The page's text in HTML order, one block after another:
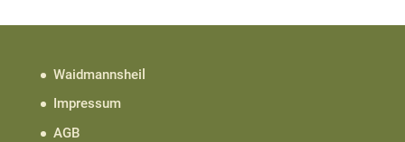
Waidmannsheil
Impressum
AGB